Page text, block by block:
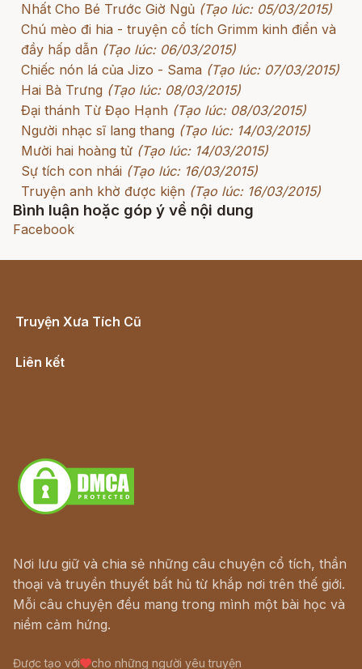
Nhất Cho Bé Trước Giờ Ngủ (Tạo lúc: 05/03/2015)
Chú mèo đi hia - truyện cổ tích Grimm kinh điển và
đầy hấp dẫn (Tạo lúc: 06/03/2015)
Chiếc nón lá của Jizo - Sama (Tạo lúc: 07/03/2015)
Hai Bà Trưng (Tạo lúc: 08/03/2015)
Đại thánh Từ Đạo Hạnh (Tạo lúc: 08/03/2015)
Người nhạc sĩ lang thang (Tạo lúc: 14/03/2015)
Mười hai hoàng tử (Tạo lúc: 14/03/2015)
Sự tích con nhái (Tạo lúc: 16/03/2015)
Truyện anh khờ được kiện (Tạo lúc: 16/03/2015)
Bình luận hoặc góp ý về nội dung
Facebook
Truyện Xưa Tích Cũ
Liên kết
Nơi lưu giữ và chia sẻ những câu chuyện cổ tích, thần
thoại và truyền thuyết bất hủ từ khắp nơi trên thế giới.
Mỗi câu chuyện đều mang trong mình một bài học và
niềm cảm hứng.
Được tạo với cho những người yêu truyện